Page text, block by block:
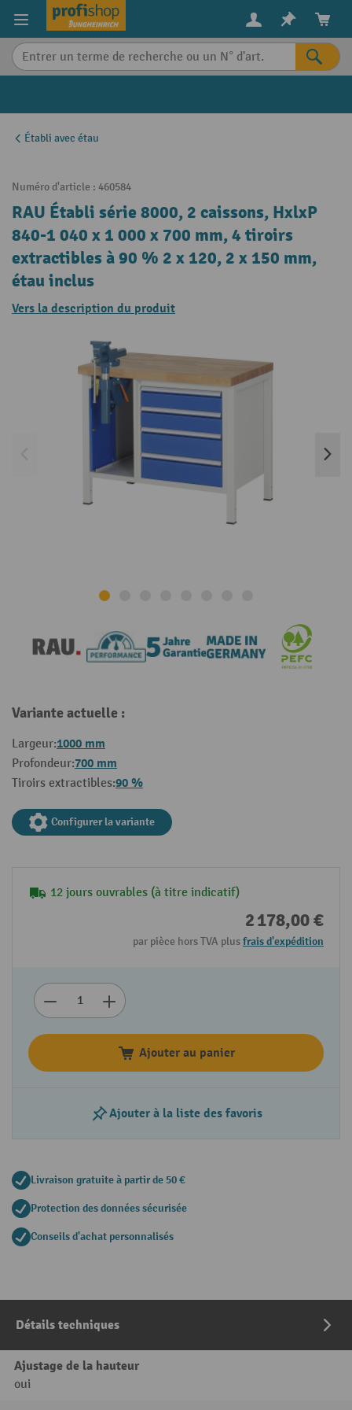
content
Établi avec étau
Numéro d'article : 460584
RAU Établi série 8000, 2 caissons, HxlxP
840-1 040 x 1 000 x 700 mm, 4 tiroirs
extractibles à 90 % 2 x 120, 2 x 150 mm,
étau inclus
Vers la description du produit
Variante actuelle :
Largeur:1000 mm
Profondeur:700 mm
Tiroirs extractibles:90 %
Configurer la variante
12 jours ouvrables (à titre indicatif)
2 178,00 €
par pièce hors TVA plusfrais d'expédition
Ajouter au panier
Ajouter à la liste des favoris
Livraison gratuite à partir de 50 €
Protection des données sécurisée
Conseils d'achat personnalisés
Détails techniques
Ajustage de la hauteur
oui